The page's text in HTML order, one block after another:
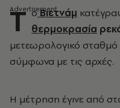
Τ οΒιετνάμ
θερμοκρασία
μετεωρολογικό
σύμφωνα με τις αρχές.
Η μέτρηση έγινε από